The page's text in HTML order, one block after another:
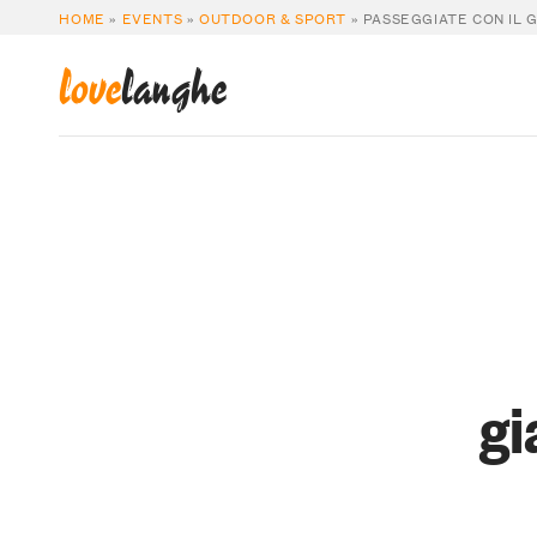
HOME » EVENTS »OUTDOOR & SPORT » PASSEGGIATE CON IL
lovelanghe